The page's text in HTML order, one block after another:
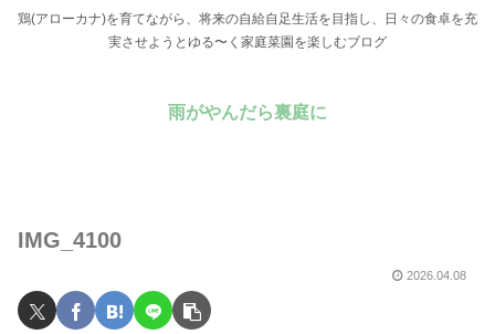
鶏(アローカナ)を育てながら、将来の自給自足生活を目指し、日々の食卓を充
実させようとゆる〜く家庭菜園を楽しむブログ
雨がやんだら裏庭に
IMG_4100
2026.04.08